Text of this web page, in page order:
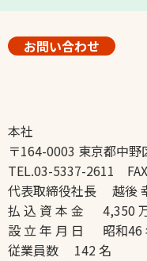
お問い合わせ
本社
〒164-0003 東京都中
TEL.03-5337-2611
代表取締役社長 越後
払 込 資 本 金 4,350
設 立 年 月 日 昭和46
従業員数 142 名